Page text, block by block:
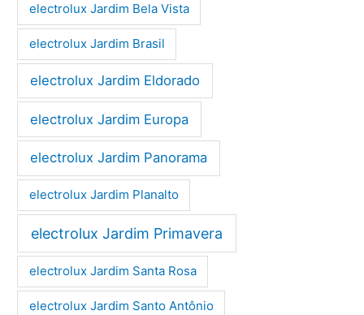
electrolux Jardim Bela Vista
electrolux Jardim Brasil
electrolux Jardim Eldorado
electrolux Jardim Europa
electrolux Jardim Panorama
electrolux Jardim Planalto
electrolux Jardim Primavera
electrolux Jardim Santa Rosa
electrolux Jardim Santo Antônio